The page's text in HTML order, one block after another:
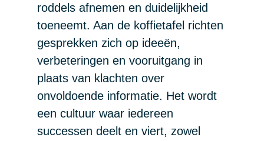
roddels afnemen en duidelijkheid
toeneemt. Aan de koffietafel richten
gesprekken zich op ideeën,
verbeteringen en vooruitgang in
plaats van klachten over
onvoldoende informatie. Het wordt
een cultuur waar iedereen
successen deelt en viert, zowel